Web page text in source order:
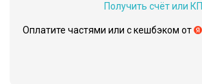
Получить счёт или КП
Оплатите частями или c кешбэком от